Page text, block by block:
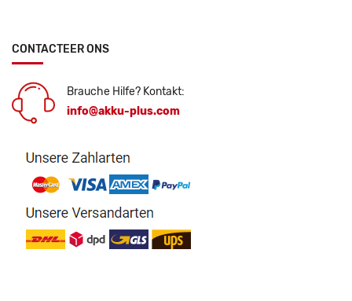
CONTACTEER ONS
Brauche Hilfe? Kontakt:
info@akku-plus.com